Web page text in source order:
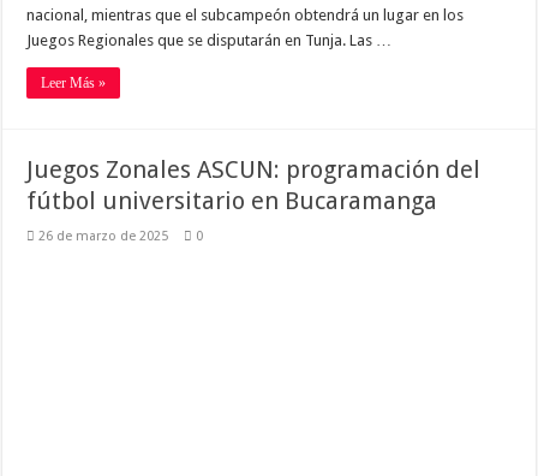
nacional, mientras que el subcampeón obtendrá un lugar en los
Juegos Regionales que se disputarán en Tunja. Las …
Leer Más »
Juegos Zonales ASCUN: programación del
fútbol universitario en Bucaramanga
26 de marzo de 2025 0